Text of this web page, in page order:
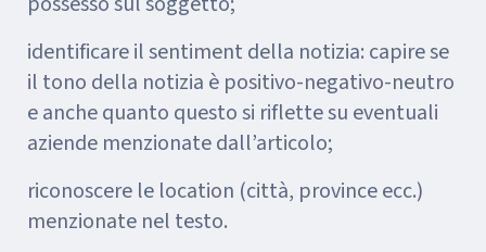
identificare il sentiment della notizia: capire se
il tono della notizia è positivo-negativo-neutro
e anche quanto questo si riflette su eventuali
aziende menzionate dall’articolo;
riconoscere le location (città, province ecc.)
menzionate nel testo.